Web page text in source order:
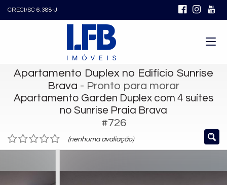
CRECI/SC 6.388-J
Apartamento Duplex no Edifício Sunrise
Brava - Pronto para morar
Apartamento Garden Duplex com 4 suítes
no Sunrise Praia Brava
#726
(nenhuma avaliação)